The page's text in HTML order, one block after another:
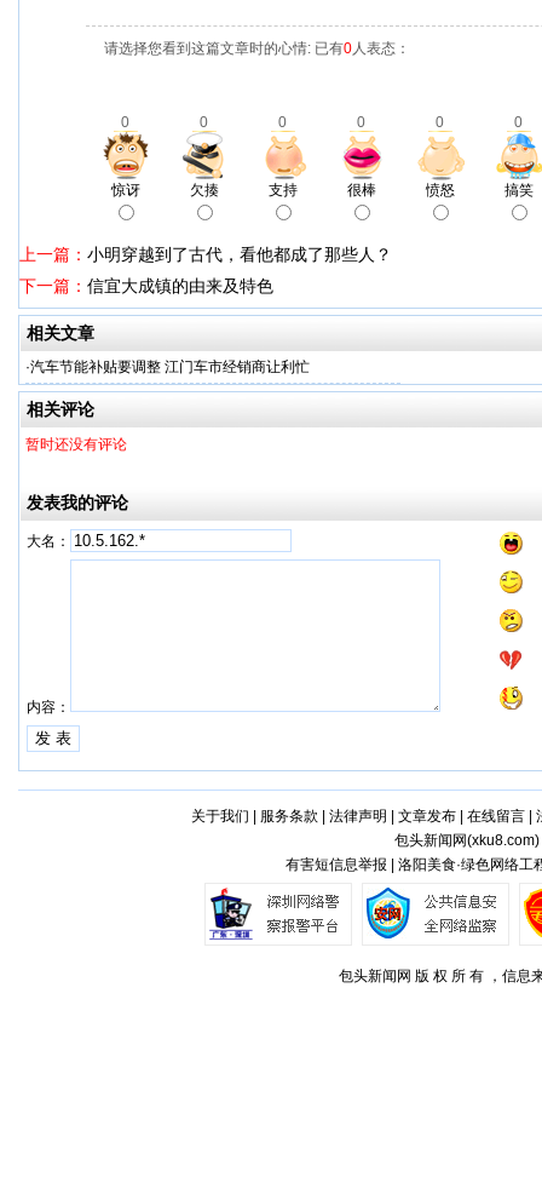
请选择您看到这篇文章时的心情: 已有0人表态：
0 0 0 0 0 0
惊讶 欠揍 支持 很棒 愤怒 搞笑
上一篇： 小明穿越到了古代，看他都成了那些人？
下一篇： 信宜大成镇的由来及特色
相关文章
·汽车节能补贴要调整 江门车市经销商让利忙
相关评论
暂时还没有评论
发表我的评论
大名：
内容：
关于我们 服务条款 法律声明 文章发布| 在线留言|
包头新闻网(xku8.com)
有害短信息举报 | 洛阳美食·绿色网络
包头新闻网 版 权 所 有 ，信息